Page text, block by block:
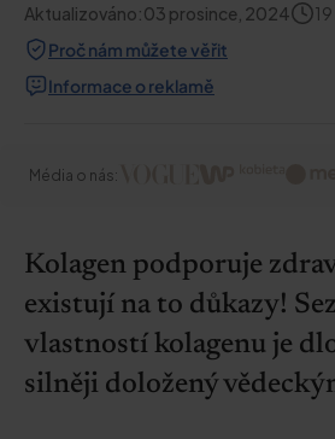
Aktualizováno:03 prosince, 2024 19
Proč nám můžete věřit
Informace o reklamě
Média o nás:
Kolagen podporuje
existují na to důkazy!
vlastností kolagenu je
silněji doložený